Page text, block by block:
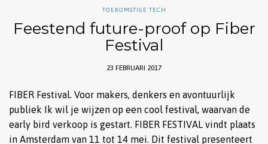
TOEKOMSTIGE TECH
Feestend future-proof op Fiber
Festival
23 FEBRUARI 2017
FIBER Festival. Voor makers, denkers en avontuurlijk
publiek Ik wil je wijzen op een cool festival, waarvan de
early bird verkoop is gestart. FIBER FESTIVAL vindt plaats
in Amsterdam van 11 tot 14 mei. Dit festival presenteert